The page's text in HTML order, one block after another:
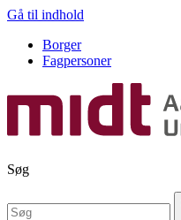
Gå til indhold
Borger
Fagpersoner
Søg